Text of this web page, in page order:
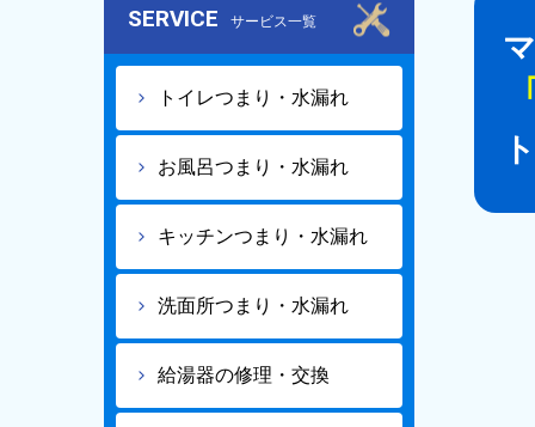
SERVICE サービス一覧
トイレつまり・水漏れ
お風呂つまり・水漏れ
キッチンつまり・水漏れ
洗面所つまり・水漏れ
給湯器の修理・交換